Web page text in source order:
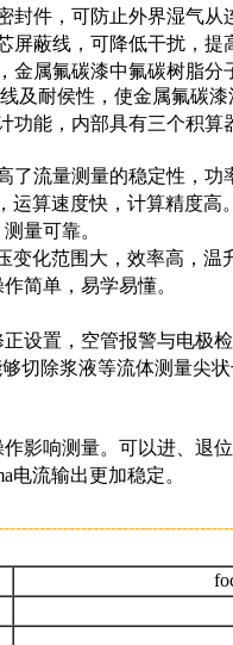
封件，可防止外界湿气从
屏蔽线，可降低干扰，
金属氟碳漆中氟碳树脂
及耐侯性，使金属氟碳
功能，内部具有三个积
了流量测量的稳定性，功
运算速度快，计算精度高
量可靠。
变化范围大，效率高，温
简单，易学易懂。
设置，空管报警与电极
切除浆液等流体测量尖
影响测量。可以进、退
电流输出更加稳定。